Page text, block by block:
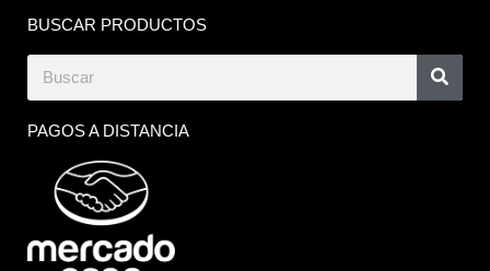
BUSCAR PRODUCTOS
PAGOS A DISTANCIA